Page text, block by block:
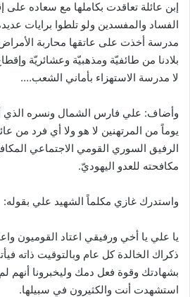
إبن عائلة تعاقدت بكاملها مع سعاده على
الفساد والمفسدين ولو تلطوا برايات
مدرسة أخذت على عاتقها محاربة
بلادنا من طائفيّة ومذهبيّة وعشائريّة
لا مدرسة الاستهزاء بأماني الشعب….
وأضاف: علي فارس الشمال ونسره الذي
يوماً من المرتهنين لا هو ولا أي فرد من
الرفيق السوري القومي الاجتماعي
مكافحته للعدو اليهوديّ.
واستدرك غازي مكلماً الشهيد علي بقوله:
يا علي يا أخي ورفيقي اعتاد القوميون
ذكراك الخالدة كل عام وبالتوقيت ذاته
بشهادتك وقوة فعل دمك وليخبرونا أنهم
استشهدت أنت والكثيرون في سبيلها.